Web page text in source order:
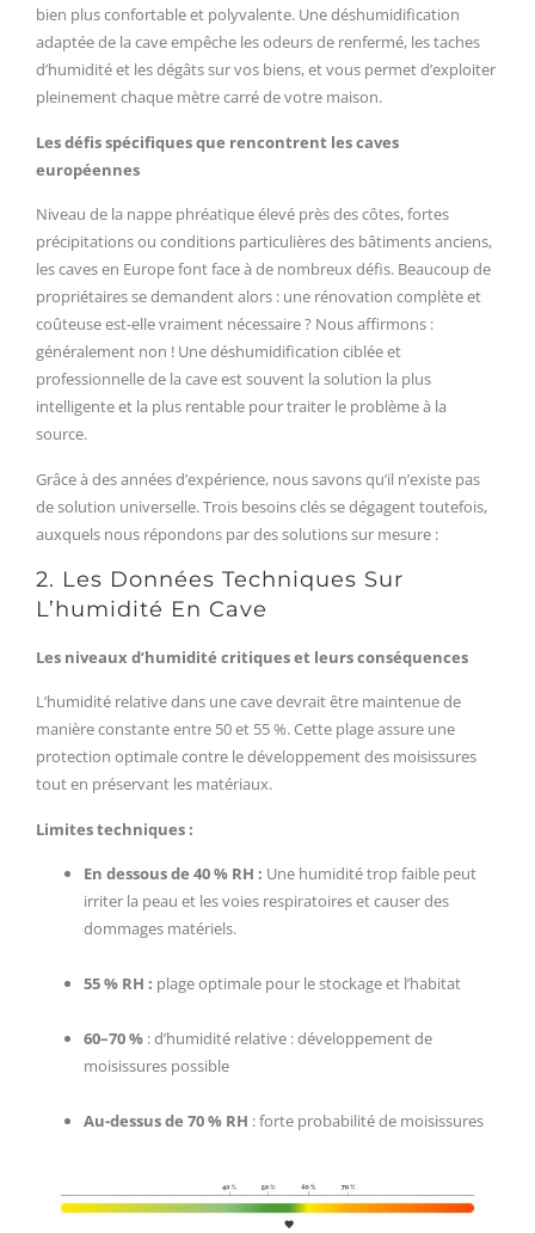
bien plus confortable et polyvalente. Une déshumidification
adaptée de la cave empêche les odeurs de renfermé, les taches
d’humidité et les dégâts sur vos biens, et vous permet d’exploiter
pleinement chaque mètre carré de votre maison.
Les défis spécifiques que rencontrent les caves
européennes
Niveau de la nappe phréatique élevé près des côtes, fortes
précipitations ou conditions particulières des bâtiments anciens,
les caves en Europe font face à de nombreux défis. Beaucoup de
propriétaires se demandent alors : une rénovation complète et
coûteuse est-elle vraiment nécessaire ? Nous affirmons :
généralement non ! Une déshumidification ciblée et
professionnelle de la cave est souvent la solution la plus
intelligente et la plus rentable pour traiter le problème à la
source.
Grâce à des années d’expérience, nous savons qu’il n’existe pas
de solution universelle. Trois besoins clés se dégagent toutefois,
auxquels nous répondons par des solutions sur mesure :
2. Les Données Techniques Sur
L’humidité En Cave
Les niveaux d’humidité critiques et leurs conséquences
L’humidité relative dans une cave devrait être maintenue de
manière constante entre 50 et 55 %. Cette plage assure une
protection optimale contre le développement des moisissures
tout en préservant les matériaux.
Limites techniques :
En dessous de 40 % RH : Une humidité trop faible peut
irriter la peau et les voies respiratoires et causer des
dommages matériels.
55 % RH : plage optimale pour le stockage et l’habitat
60–70 % : d’humidité relative : développement de
moisissures possible
Au-dessus de 70 % RH : forte probabilité de moisissures